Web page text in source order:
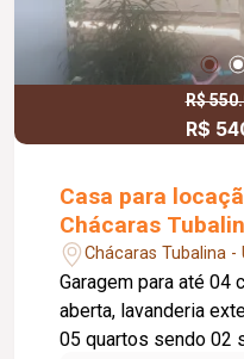
R$
R$
Casa para
Chácaras
Chácaras Tubalina -
Garagem para até 04
aberta, lavanderia
05 quartos sendo 02